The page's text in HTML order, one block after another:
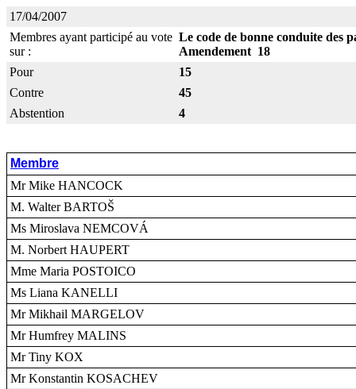
17/04/2007
Membres ayant participé au vote
sur :
Le code de bonne conduite des
Amendement 18
Pour
15
Contre
45
Abstention
4
Membre
Mr Mike HANCOCK
M. Walter BARTOŠ
Ms Miroslava NEMCOVÁ
M. Norbert HAUPERT
Mme Maria POSTOICO
Ms Liana KANELLI
Mr Mikhail MARGELOV
Mr Humfrey MALINS
Mr Tiny KOX
Mr Konstantin KOSACHEV